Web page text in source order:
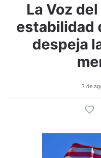
La Voz
estabilidad
despeja
3 de